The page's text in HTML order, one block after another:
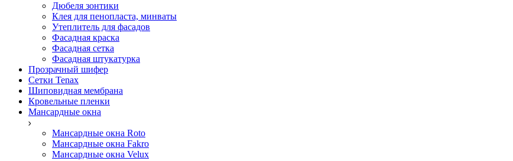
Дюбеля зонтики
Клея для пенопласта, минваты
Утеплитель для фасадов
Фасадная краска
Фасадная сетка
Фасадная штукатурка
Прозрачный шифер
Сетки Tenax
Шиповидная мембрана
Кровельные пленки
Мансардные окна
Мансардные окна Roto
Мансардные окна Fakro
Мансардные окна Velux